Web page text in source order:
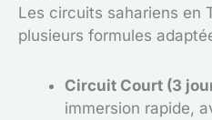
Les circuits sahariens en
plusieurs formules
Circuit Court (3
immersion rapide,